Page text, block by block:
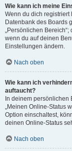
Wie kann ich meine
Wenn du dich
Datenbank des Boards
„Persönlichen
wenn du auf deinen
Einstellungen ändern.
Nach oben
Wie kann ich
auftaucht?
In deinem
„Meinen Online-Status
Option einschaltest,
deinen Online-Status
Nach oben